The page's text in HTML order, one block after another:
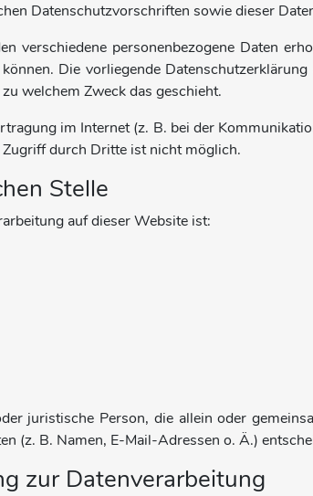
Datenschutzvorschriften sowie dieser
verschiedene personenbezogene Daten
Die vorliegende
welchem Zweck das geschieht.
im Internet (z. B. bei der
durch Dritte ist nicht möglich.
Stelle
auf dieser Website ist:
juristische Person, die allein oder
(z. B. Namen, E-Mail-Adressen o. Ä.)
zur Datenverarbeitung